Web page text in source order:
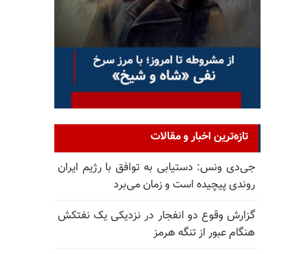
تازه‌ترین اخبار و مقالات
جی‌دی ونس: دستیابی به توافق با رژیم ایران
روندی پیچیده است و زمان می‌برد
گزارش وقوع دو انفجار در نزدیکی یک نفتکش
هنگام عبور از تنگه هرمز